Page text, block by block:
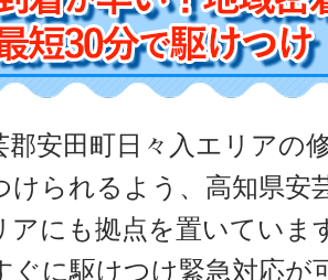
郡安田町日々入エリアの
けられるよう、高知県安
アにも拠点を置いていま
ぐに駆けつけ緊急対応が